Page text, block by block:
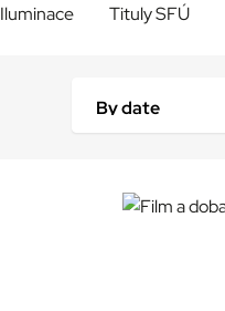
Iluminace Tituly SFÚ